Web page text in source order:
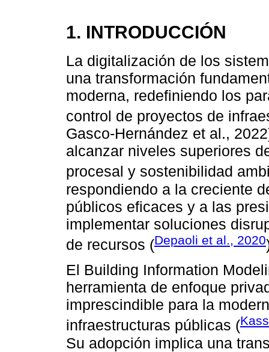
1. INTRODUCCIÓN
La digitalización de los
una transformación
moderna, redefiniendo los
control de proyectos de
Gasco-Hernández et al.,
alcanzar niveles superiores
procesal y sostenibilidad
respondiendo a la creciente
públicos eficaces y a las
implementar soluciones
de recursos (Depaoli et al., 2020
El Building Information
herramienta de enfoque
imprescindible para la
infraestructuras públicas (
Su adopción implica una